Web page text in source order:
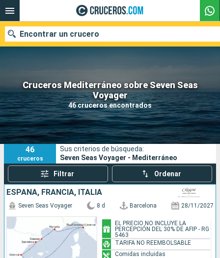
Cruceros Mediterráneo sobre Seven Seas
Voyager
46 cruceros encontrados
Encontrar un crucero
Nuestros destinos
Fecha de salida
Puertos Compañías
Buscar
46
cruceros
Sus criterios de búsqueda:
Seven Seas Voyager - Mediterráneo
Filtrar Ordenar
ESPAÑA, FRANCIA, ITALIA
Seven Seas Voyager 8 d Barcelona 28/11/2027
EL PRECIO NO INCLUYE LA
PERCEPCIÓN DEL 30% DE AFIP - RG
5463
TARIFA NO REEMBOLSABLE
Comidas incluidas